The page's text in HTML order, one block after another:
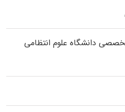
داﻧﺸﮕﺎه ﻋﻠﻮم انتظامی